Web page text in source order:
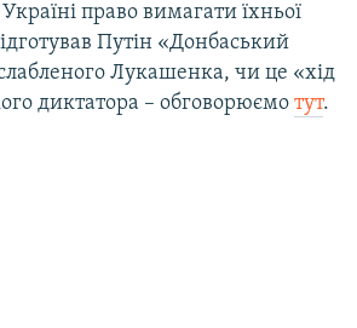
право вимагати їхньої
Путін «Донбаський
Лукашенка, чи це «хід
диктатора – обговорюємо тут.